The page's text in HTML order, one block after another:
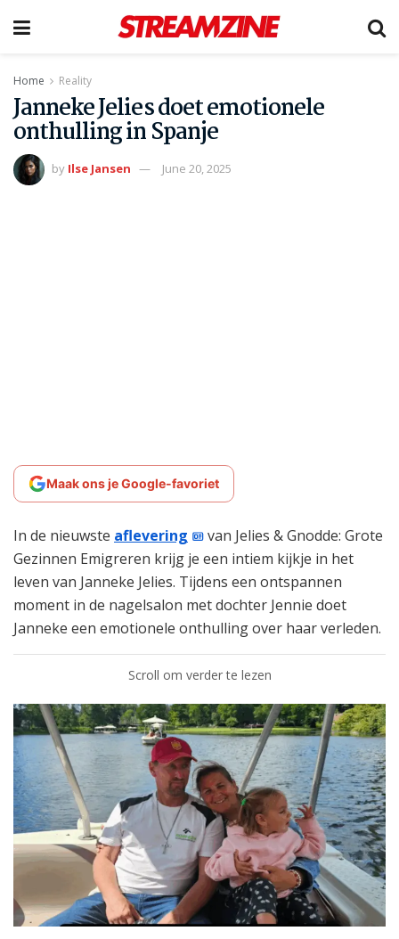
Home Reality
Janneke Jelies doet emotionele
onthulling in Spanje
by Ilse Jansen June 20, 2025
Maak ons je Google-favoriet
In de nieuwste aflevering
van Jelies & Gnodde: Grote
Gezinnen Emigreren krijg je een intiem kijkje in het
leven van Janneke Jelies. Tijdens een ontspannen
moment in de nagelsalon met dochter Jennie doet
Janneke een emotionele onthulling over haar verleden.
Scroll om verder te lezen